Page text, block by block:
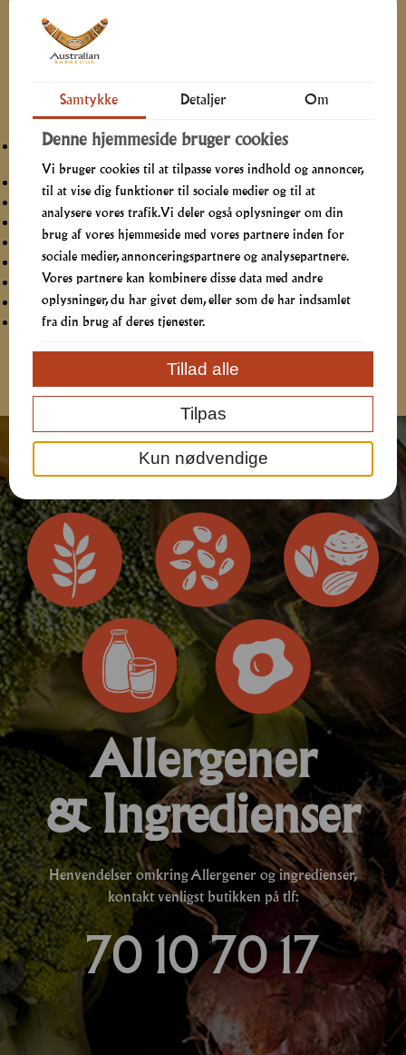
Beskrivelse
Er du klar til grillfest?
BBQ Buffet leveres i hele Nordjylland uanset årstid
Outback Barbecue Ribs. Spareribs stegt i hjemmelavet BBQ
sauce
Chicken Drumsticks, lækkert krydrede kyllingeunderlår
BBQ marineret skinke, letkrydret, mør og saftig
BBQ-Wings, lækkert krydrede kyllingevinger
Bagte kartofler med BBQ- og hvidløgssmør
Hjemmelavet kold kartoffelsalat med rødløg
Coleslaw med gulerod og hvidkål
Årstidens blandede salat med hjemmelavet Ranch Dressing
Tacochips med hjemmelavet tomat-taco dip
Ønsker du at bestille telefonisk eller har du spørgsmål, kan du ringe
til os tirsdag-lørdag i vores telefontid.
Allergener
& Ingredienser
Henvendelser omkring Allergener og ingredienser,
kontakt venligst butikken på tlf:
70 10 70 17
Samtykke Detaljer Om
Denne hjemmeside bruger cookies
Vi bruger cookies til at tilpasse vores indhold og annoncer,
til at vise dig funktioner til sociale medier og til at
analysere vores trafik. Vi deler også oplysninger om din
brug af vores hjemmeside med vores partnere inden for
sociale medier, annonceringspartnere og analysepartnere.
Vores partnere kan kombinere disse data med andre
oplysninger, du har givet dem, eller som de har indsamlet
fra din brug af deres tjenester.
Kun nødvendige
Tilpas
Tillad alle